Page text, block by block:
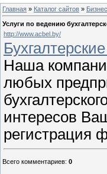
Главная » Каталог сайтов »
Услуги по ведению
http://www.acbel.by/
Наша
любых
интересов
регистрация
Всего комментариев: 0